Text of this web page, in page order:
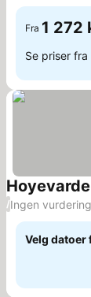
Fra 1 272
Se priser fra
/Ingen
Velg datoer